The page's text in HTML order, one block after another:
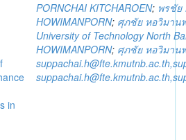
in
PORNCHAI KITCHAROEN; พรชัย
HOWIMANPORN; ศุภชัย หอวิมาน
University of Technology North
HOWIMANPORN; ศุภชัย หอวิมาน